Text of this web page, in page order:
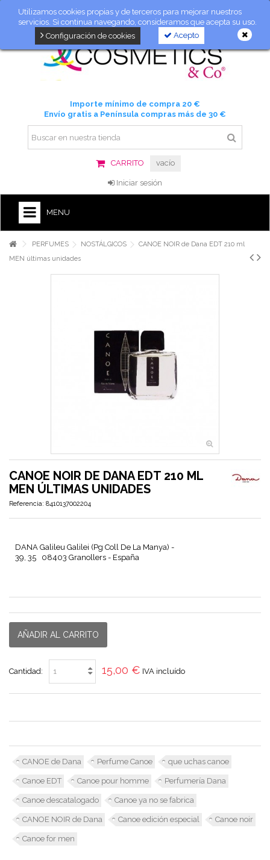
Utilizamos cookies propias y de terceros para mejorar nuestros
servicios. Si continua navegando, consideramos que acepta su uso.
Acepto
Configuración de cookies
Importe mínimo de compra 20 €
Envío gratis a Península compras más de 30 €
CARRITO vacío
Iniciar sesión
MENU
PERFUMES NOSTÁLGICOS
CANOE NOIR de Dana EDT 210 ml
MEN últimas unidades
CANOE NOIR DE DANA EDT 210 ML
MEN ÚLTIMAS UNIDADES
Referencia: 8410137002204
DANA Galileu Galilei (Pg Coll De La Manya) -
39, 35 08403 Granollers - España
AÑADIR AL CARRITO
Cantidad: 15,00 € IVA incluído
CANOE de Dana Perfume Canoe que uchas canoe
Canoe EDT Canoe pour homme Perfumería Dana
Canoe descatalogado Canoe ya no se fabrica
CANOE NOIR de Dana Canoe edición especial Canoe noir
Canoe for men